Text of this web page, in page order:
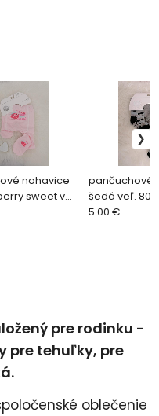
nohavice
sweet veľ.
pančuchové
šedá veľ. 80/
5.00 €
pre rodinku -
pre tehuľky, pre
oblečenie